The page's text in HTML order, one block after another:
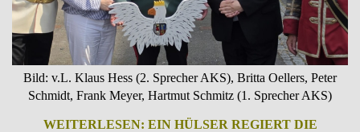
Bild: v.L. Klaus Hess (2. Sprecher AKS), Britta Oellers, Peter
Schmidt, Frank Meyer, Hartmut Schmitz (1. Sprecher AKS)
WEITERLESEN: EIN HÜLSER REGIERT DIE